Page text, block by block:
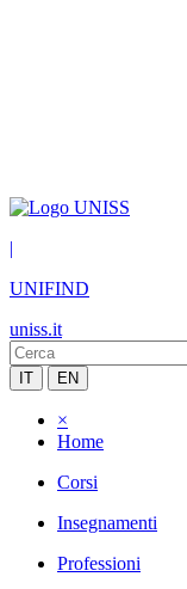
|
UNIFIND
uniss.it
IT EN
×
Home
Corsi
Insegnamenti
Professioni